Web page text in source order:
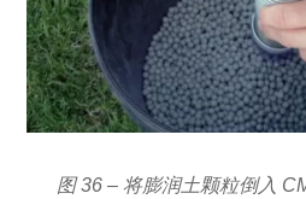
图 36 – 将膨润土颗粒倒入